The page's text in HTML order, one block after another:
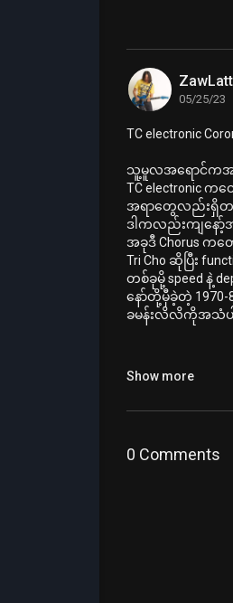
ZawLatt
05/25/23
⁣TC electronic
သူ့မူလအရောင်ကအ
TC electronic
အရာတွေလည်းရှိတ
ဒါကလည်းကျနော့်အ
အခုဒီ Chorus ကတေ
Tri Cho ဆိုပြီး
တစ်ခုမို့ speed နဲ့
နော်တို့မှီခဲ့တဲ့ 1970-
ခမန်းလိလိကိုအသံပ
#boss3tuner
Show more
0 Comments